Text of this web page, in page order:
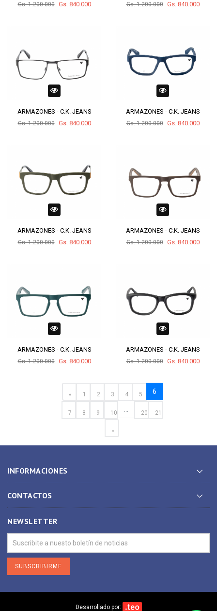
Gs. 1.200.000 Gs. 840.000 Gs. 1.200.000 Gs. 840.000
ARMAZONES - C.K. JEANS
Gs. 1.200.000 Gs. 840.000
ARMAZONES - C.K. JEANS
Gs. 1.200.000 Gs. 840.000
ARMAZONES - C.K. JEANS
Gs. 1.200.000 Gs. 840.000
ARMAZONES - C.K. JEANS
Gs. 1.200.000 Gs. 840.000
ARMAZONES - C.K. JEANS
Gs. 1.200.000 Gs. 840.000
ARMAZONES - C.K. JEANS
Gs. 1.200.000 Gs. 840.000
« 1 2 3 4 5 6
7 8 9 10 ... 20 21
»
INFORMACIONES
CONTACTOS
NEWSLETTER
SUBSCRIBIRME
Desarrollado por: